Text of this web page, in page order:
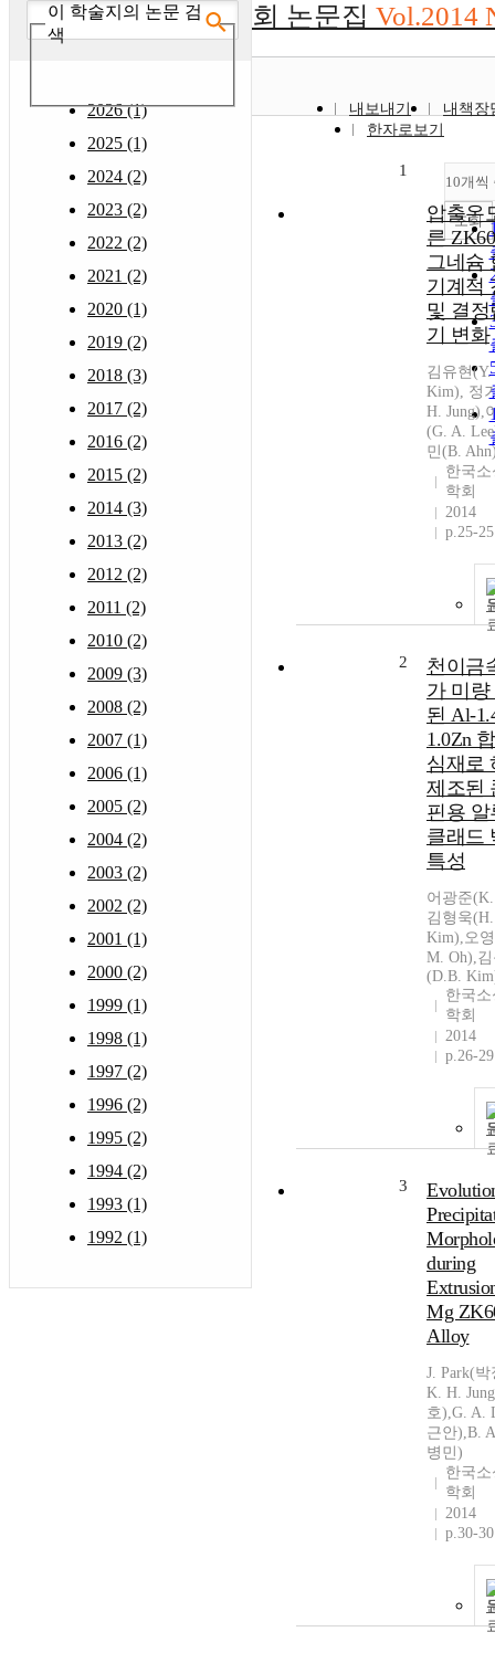
이 학술지의 논문 검
색
2026 (1)
2025 (1)
2024 (2)
2023 (2)
2022 (2)
2021 (2)
2020 (1)
2019 (2)
2018 (3)
2017 (2)
2016 (2)
2015 (2)
2014 (3)
2013 (2)
2012 (2)
2011 (2)
2010 (2)
2009 (3)
2008 (2)
2007 (1)
2006 (1)
2005 (2)
2004 (2)
2003 (2)
2002 (2)
2001 (1)
2000 (2)
1999 (1)
1998 (1)
1997 (2)
1996 (2)
1995 (2)
1994 (2)
1993 (1)
1992 (1)
회 논문집 Vol.2014
내보내기
내책장
한자로보기
10개씩
조회
1
압출온
른
그네슘
기계적
및 결정
기 변화
김유현(Y.
Kim), 정
H. Jung),
(G. A.
민(B.
한국
학회
2014
p.25-25
2
천이금
가 미량
된 Al-
1.0Zn
심재로
제조된
핀용 알
클래드
특성
어광준
김형욱
Kim),오
M. Oh),
(D.B.
한국
학회
2014
p.26-29
3
during
Mg
Alloy
J. Park(
K. H.
호),G. A.
근안),B.
병민)
한국
학회
2014
p.30-30